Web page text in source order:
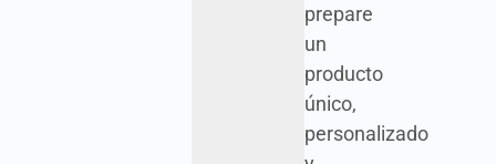
prepare
un
producto
único,
personalizado